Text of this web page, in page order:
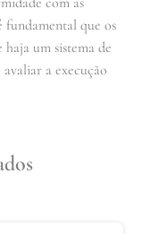
fundamental que os
haja um sistema de
a execução